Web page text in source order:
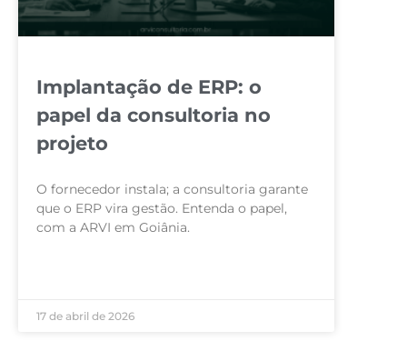
Implantação de ERP: o
papel da consultoria no
projeto
O fornecedor instala; a consultoria garante
que o ERP vira gestão. Entenda o papel,
com a ARVI em Goiânia.
17 de abril de 2026